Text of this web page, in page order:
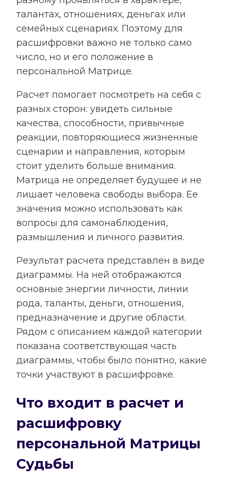
талантах, отношениях, деньгах или
семейных сценариях. Поэтому для
расшифровки важно не только само
число, но и его положение в
персональной Матрице.
Расчет помогает посмотреть на себя с
разных сторон: увидеть сильные
качества, способности, привычные
реакции, повторяющиеся жизненные
сценарии и направления, которым
стоит уделить больше внимания.
Матрица не определяет будущее и не
лишает человека свободы выбора. Ее
значения можно использовать как
вопросы для самонаблюдения,
размышления и личного развития.
Результат расчета представлен в виде
диаграммы. На ней отображаются
основные энергии личности, линии
рода, таланты, деньги, отношения,
предназначение и другие области.
Рядом с описанием каждой категории
показана соответствующая часть
диаграммы, чтобы было понятно, какие
точки участвуют в расшифровке.
Что входит в расчет и
расшифровку
персональной Матрицы
Судьбы